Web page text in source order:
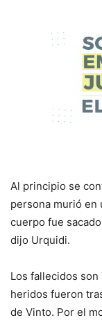
Al principio se
persona murió en
cuerpo fue
dijo Urquidi.
Los fallecidos
heridos fueron
de Vinto. Por el